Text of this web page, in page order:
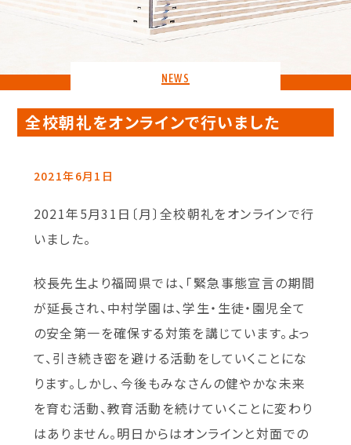
NEWS
全校朝礼をオンラインで行いました
2021年6月1日
2021年5月31日〔月〕全校朝礼をオンラインで行
いました。
校長先生より福岡県では、「緊急事態宣言の期間
が延長され、中村学園は、学生・生徒・園児全て
の安全第一を確保する対策を講じています。よっ
て、引き続き密を避ける活動をしていくことにな
ります。しかし、今後もみなさんの健やかな未来
を育む活動、教育活動を続けていくことに変わり
はありません。明日からはオンラインと対面での